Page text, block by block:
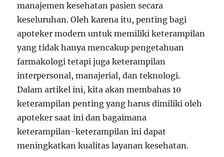
manajemen kesehatan pasien secara
keseluruhan. Oleh karena itu, penting bagi
apoteker modern untuk memiliki keterampilan
yang tidak hanya mencakup pengetahuan
farmakologi tetapi juga keterampilan
interpersonal, manajerial, dan teknologi.
Dalam artikel ini, kita akan membahas 10
keterampilan penting yang harus dimiliki oleh
apoteker saat ini dan bagaimana
keterampilan-keterampilan ini dapat
meningkatkan kualitas layanan kesehatan.